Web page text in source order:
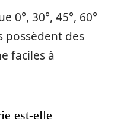
0°, 30°, 45°, 60°
possèdent des
faciles à
est-elle